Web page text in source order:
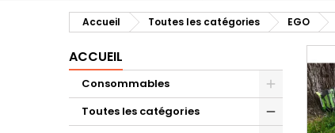
Accueil Toutes les catégories EGO
ACCUEIL
Consommables
Toutes les catégories